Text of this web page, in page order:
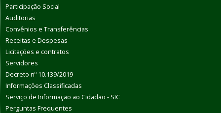
Participação Social
Auditorias
Convênios e Transferências
Receitas e Despesas
Licitações e contratos
Servidores
Decreto nº 10.139/2019
Informações Classificadas
Serviço de Informação ao Cidadão - SIC
Perguntas Frequentes